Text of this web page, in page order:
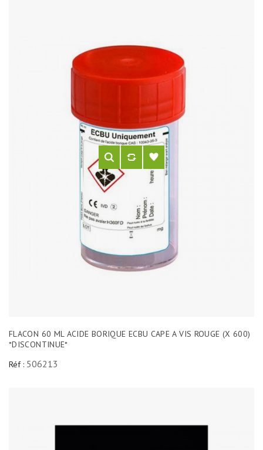
FLACON 60 ML ACIDE BORIQUE ECBU CAPE A VIS ROUGE (X 600)
*DISCONTINUE*
Réf : 506213